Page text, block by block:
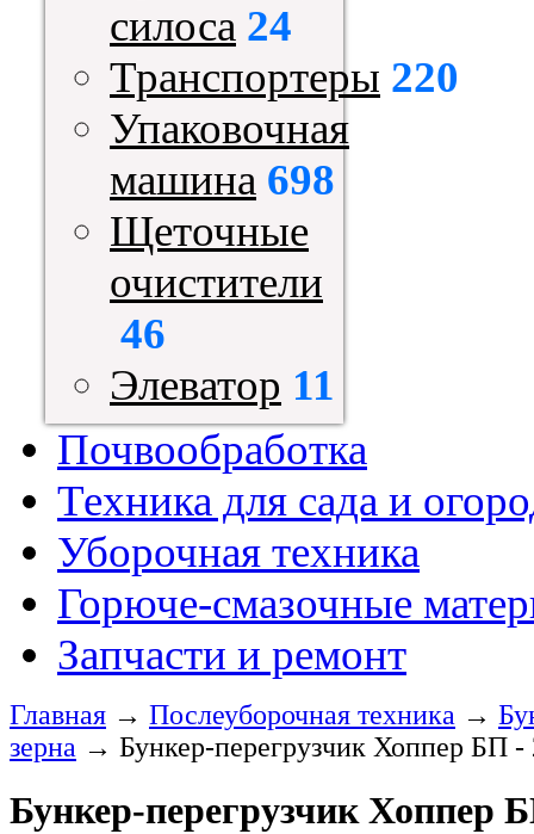
силоса 24
Транспортеры 220
Упаковочная
машина 698
Щеточные
очистители
46
Элеватор 11
Почвообработка
Техника для сада и
Уборочная техника
Горюче-смазочные
Запчасти и ремонт
Главная → Послеуборочная техника →
зерна → Бункер-перегрузчик Хоппер БП -
Бункер-перегрузчик Хоппер